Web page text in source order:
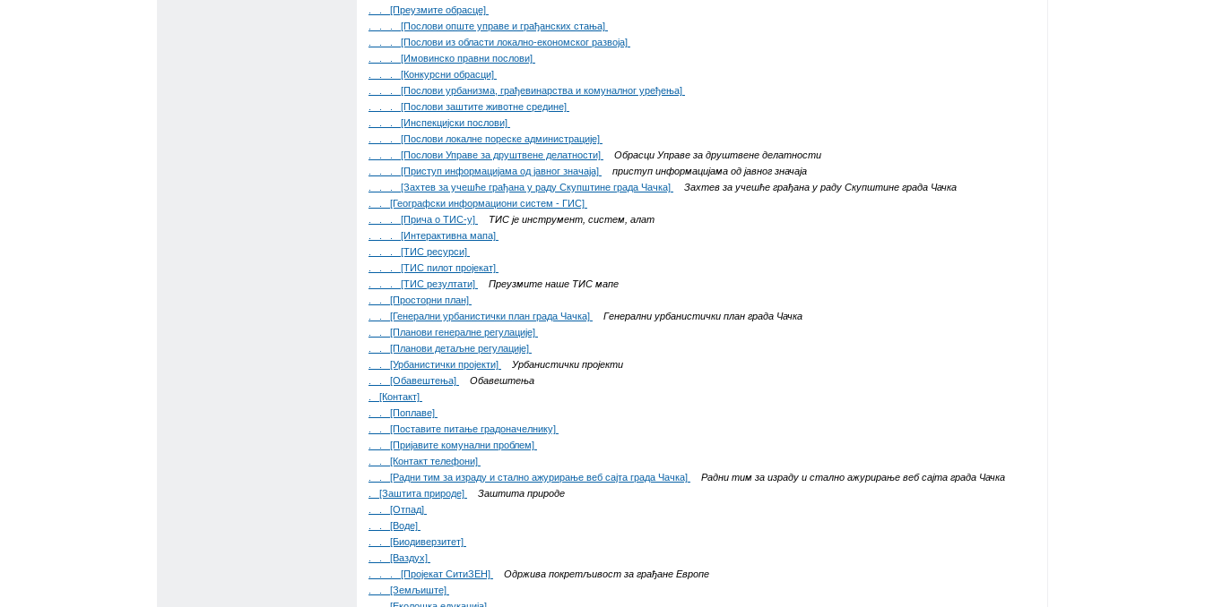
. . [Преузмите обрасце]
. . . [Послови опште управе и грађанских стања]
. . . [Послови из области локално-економског развоја]
. . . [Имовинско правни послови]
. . . [Конкурсни обрасци]
. . . [Послови урбанизма, грађевинарства и комуналног уређења]
. . . [Послови заштите животне средине]
. . . [Инспекцијски послови]
. . . [Послови локалне пореске администрације]
. . . [Послови Управе за друштвене делатности]
Обрасци Управе за друштвене делатности
. . . [Приступ информацијама од јавног значаја]
приступ информацијама од јавног значаја
. . . [Захтев за учешће грађана у раду Скупштине града Чачка]
Захтев за учешће грађана у раду Скупштине града Чачка
. . [Географски информациони систем - ГИС]
. . . [Прича о ТИС-у]
ТИС је инструмент, систем, алат
. . . [Интерактивна мапа]
. . . [ТИС ресурси]
. . . [ТИС пилот пројекат]
. . . [ТИС резултати]
Преузмите наше ТИС мапе
. . [Просторни план]
. . [Генерални урбанистички план града Чачка]
Генерални урбанистички план града Чачка
. . [Планови генералне регулације]
. . [Планови детаљне регулације]
. . [Урбанистички пројекти]
Урбанистички пројекти
. . [Обавештења]
Обавештења
. [Контакт]
. . [Поплаве]
. . [Поставите питање градоначелнику]
. . [Пријавите комунални проблем]
. . [Контакт телефони]
. . [Радни тим за израду и стално ажурирање веб сајта града Чачка]
Радни тим за израду и стално ажурирање веб сајта града Чачка
. [Заштита природе]
Заштита природе
. . [Отпад]
. . [Воде]
. . [Биодиверзитет]
. . [Ваздух]
. . . [Пројекат СитиЗЕН]
Одржива покретљивост за грађане Европе
. . [Земљиште]